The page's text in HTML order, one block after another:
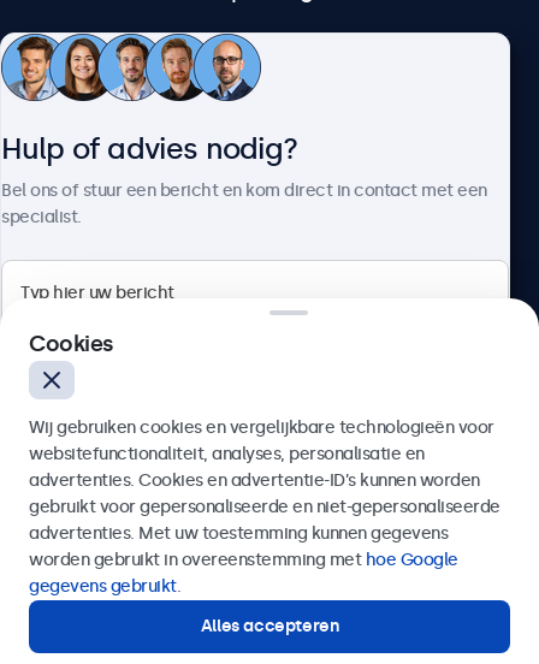
Klantenservice
4.8/5 door 5000+ bedrijven
Nederlands
Hulp of advies nodig?
Bel ons of stuur een bericht en kom direct in contact met een
specialist.
Verzenden
Of bel ons op
Hulp of advies nodig?
Direct contact met een specialist.
Cookies
Wij gebruiken cookies en vergelijkbare technologieën voor
websitefunctionaliteit, analyses, personalisatie en
advertenties. Cookies en advertentie-ID’s kunnen worden
gebruikt voor gepersonaliseerde en niet-gepersonaliseerde
advertenties. Met uw toestemming kunnen gegevens
worden gebruikt in overeenstemming met hoe Google
gegevens gebruikt.
Alles accepteren